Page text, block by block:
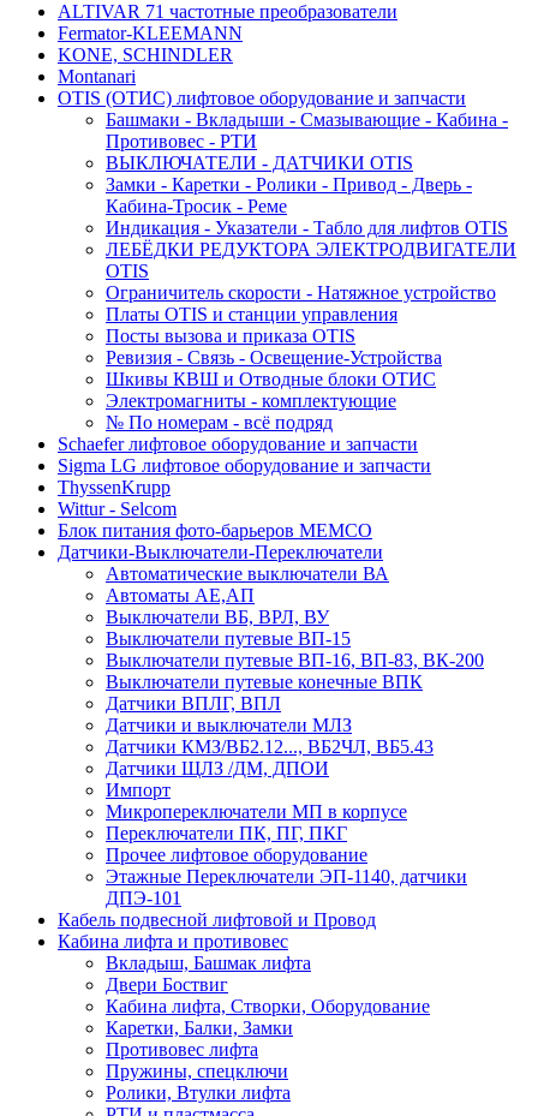
ALTIVAR 71 частотные преобразователи
Fermator-KLEEMANN
KONE, SCHINDLER
Montanari
OTIS (ОТИС) лифтовое оборудование и запчасти
Башмаки - Вкладыши - Смазывающие - Кабина -
Противовес - РТИ
ВЫКЛЮЧАТЕЛИ - ДАТЧИКИ OTIS
Замки - Каретки - Ролики - Привод - Дверь -
Кабина-Тросик - Реме
Индикация - Указатели - Табло для лифтов OTIS
ЛЕБЁДКИ РЕДУКТОРА ЭЛЕКТРОДВИГАТЕЛИ
OTIS
Ограничитель скорости - Натяжное устройство
Платы OTIS и станции управления
Посты вызова и приказа OTIS
Ревизия - Связь - Освещение-Устройства
Шкивы КВШ и Отводные блоки ОТИС
Электромагниты - комплектующие
№ По номерам - всё подряд
Schaefer лифтовое оборудование и запчасти
Sigma LG лифтовое оборудование и запчасти
ThyssenKrupp
Wittur - Selcom
Блок питания фото-барьеров MEMCO
Датчики-Выключатели-Переключатели
Автоматические выключатели ВА
Автоматы АЕ,АП
Выключатели ВБ, ВРЛ, ВУ
Выключатели путевые ВП-15
Выключатели путевые ВП-16, ВП-83, ВК-200
Выключатели путевые конечные ВПК
Датчики ВПЛГ, ВПЛ
Датчики и выключатели МЛЗ
Датчики КМЗ/ВБ2.12..., ВБ2ЧЛ, ВБ5.43
Датчики ЩЛЗ /ДМ, ДПОИ
Импорт
Микропереключатели МП в корпусе
Переключатели ПК, ПГ, ПКГ
Прочее лифтовое оборудование
Этажные Переключатели ЭП-1140, датчики
ДПЭ-101
Кабель подвесной лифтовой и Провод
Кабина лифта и противовес
Вкладыш, Башмак лифта
Двери Боствиг
Кабина лифта, Створки, Оборудование
Каретки, Балки, Замки
Противовес лифта
Пружины, спецключи
Ролики, Втулки лифта